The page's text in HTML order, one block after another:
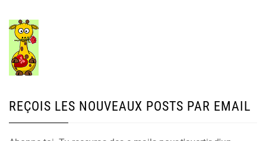
REÇOIS LES NOUVEAUX POSTS PAR EMAIL